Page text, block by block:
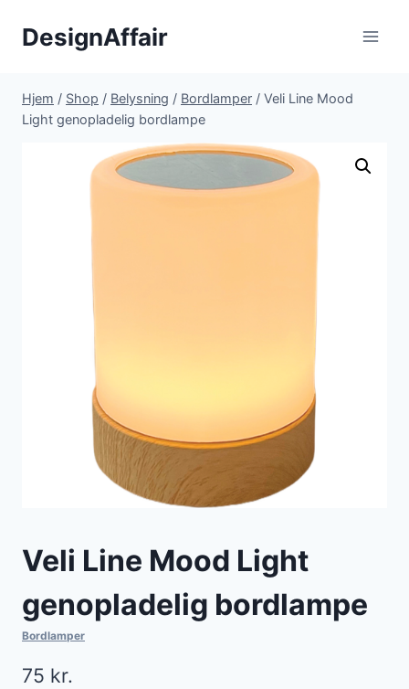
DesignAffair
Hjem / Shop / Belysning / Bordlamper / Veli Line Mood
Light genopladelig bordlampe
Veli Line Mood Light
genopladelig bordlampe
Bordlamper
75 kr.